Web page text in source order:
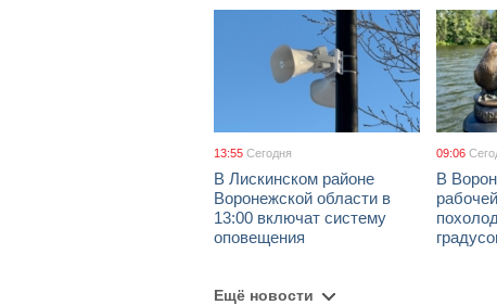
13:55 Сегодня
В Лискинском районе
Воронежской области в
13:00 включат систему
оповещения
09:06
В
Ещё новости